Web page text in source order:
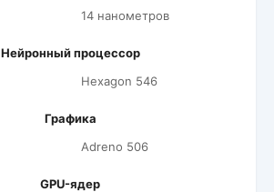
14 нанометров
Нейронный процессор
Hexagon 546
Графика
Adreno 506
GPU-ядер